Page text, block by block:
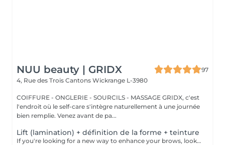
NUU beauty | GRIDX
97
4, Rue des Trois Cantons Wickrange L-3980
COIFFURE - ONGLERIE - SOURCILS - MASSAGE GRIDX, c'est
l'endroit où le self-care s'intègre naturellement à une journée
bien remplie. Venez avant de pa...
Lift (lamination) + définition de la forme + teinture
If you're looking for a new way to enhance your brows, look no further than brow lift! During the process, the specialist covers the hairs with special compositions for long-term styling and fixation. Eyebrow lamination is accompanied by coloring. As a result, the eyebrows become bright, neat and well-groomed, and the desired shape remains unchanged for a long time. How is the brow lift done? - consultation (to discuss perfect form and colour) - preparation (brows are washed and marked) - brow style is applied to the brows - brow set is applied the brows - tweezing (excess hair are with tweezers) - tinting (paint or henna is applied) - products are removed from the brows - antiseptic and cream are applied - brows are brushed into their desired position Age restrictions: recommended to do from 16 years. Post procedure recommendations: do not wash brows, do not go to sauna, do not put on makeup for 24 hours. Frequency: once in 6-8 weeks.